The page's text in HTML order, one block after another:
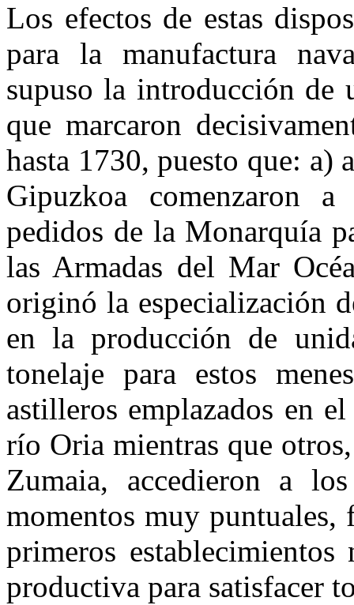
Los efectos de estas
para la manufactura
supuso la introducción de
que marcaron
hasta 1730, puesto que: a)
Gipuzkoa comenzaron
pedidos de la Monarquía
las Armadas del Mar
originó la especialización
en la producción de
tonelaje para estos
astilleros emplazados en
río Oria mientras que
Zumaia, accedieron a
momentos muy puntuales,
primeros
productiva para satisfacer